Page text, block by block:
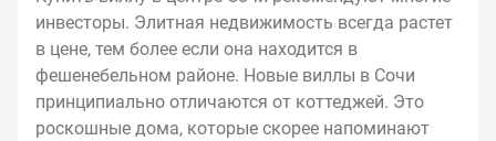
инвесторы. Элитная недвижимость всегда растет
в цене, тем более если она находится в
фешенебельном районе. Новые виллы в Сочи
принципиально отличаются от коттеджей. Это
роскошные дома, которые скорее напоминают